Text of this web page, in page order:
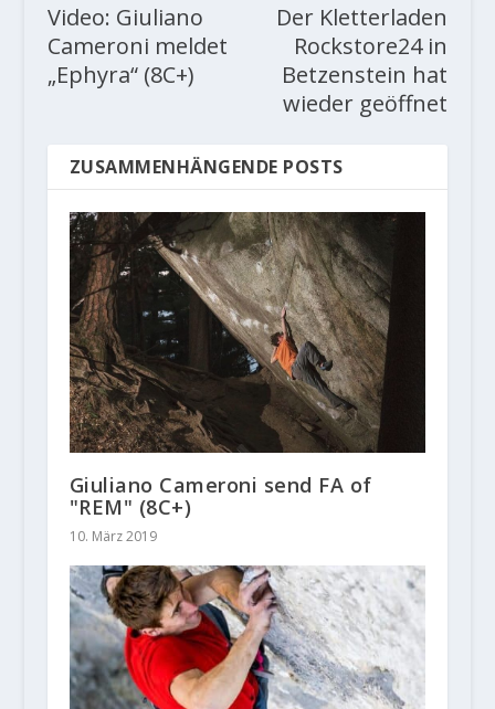
Video: Giuliano
Cameroni meldet
„Ephyra“ (8C+)
Der Kletterladen
Rockstore24 in
Betzenstein hat
wieder geöffnet
ZUSAMMENHÄNGENDE POSTS
Giuliano Cameroni send FA of
"REM" (8C+)
10. März 2019